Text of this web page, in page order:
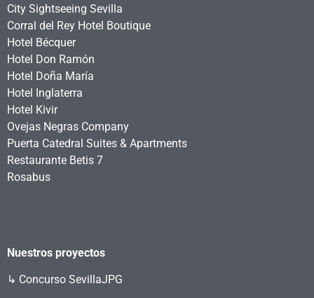
City Sightseeing Sevilla
Corral del Rey Hotel Boutique
Hotel Bécquer
Hotel Don Ramón
Hotel Doña María
Hotel Inglaterra
Hotel Kivir
Ovejas Negras Company
Puerta Catedral Suites & Apartments
Restaurante Betis 7
Rosabus
Nuestros proyectos
↳ Concurso SevillaJPG